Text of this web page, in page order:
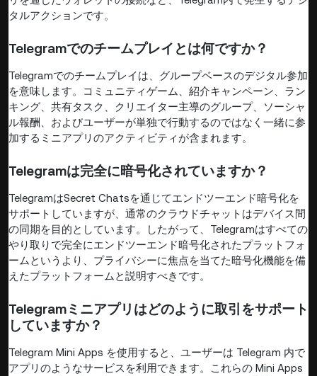
タルアクションです。
Telegramでのチームプレイとは何ですか？
Telegramでのチームプレイは、グループベースのデジタル参加
を意味します。コミュニティゲーム、紹介キャンペーン、ラン
キング、共有タスク、クリエイター主導のグループ、ソーシャ
ル報酬、およびユーザーが単独で行動するのではなく一緒に参
加するミニアプリのアクティビティが含まれます。
Telegramは完全に暗号化されていますか？
TelegramはSecret Chatsを通じてエンドツーエンド暗号化を
サポートしていますが、通常のクラウドチャットはデバイス間
の同期を目的としています。したがって、Telegramはすべての
やり取りで完全にエンドツーエンド暗号化されたプラットフォ
ームというより、プライバシーに焦点を当てた暗号化機能を備
えたプラットフォームと説明すべきです。
Telegramミニアプリはどのように取引をサポート
していますか？
Telegram Mini Apps を使用すると、ユーザーは Telegram 内で
アプリのようなサービスを利用できます。これらの Mini Apps